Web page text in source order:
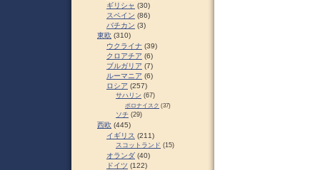
ギリシャ (30)
スペイン (86)
バチカン (3)
東欧 (310)
ウクライナ (39)
クロアチア (6)
ブルガリア (7)
ルーマニア (6)
ロシア (257)
サハリン (67)
ポロナイスク (37)
ソチ (29)
西欧 (445)
イギリス (211)
スコットランド (15)
オランダ (40)
ドイツ (122)